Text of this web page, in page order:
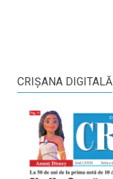
CRIŞANA DIGITALĂ